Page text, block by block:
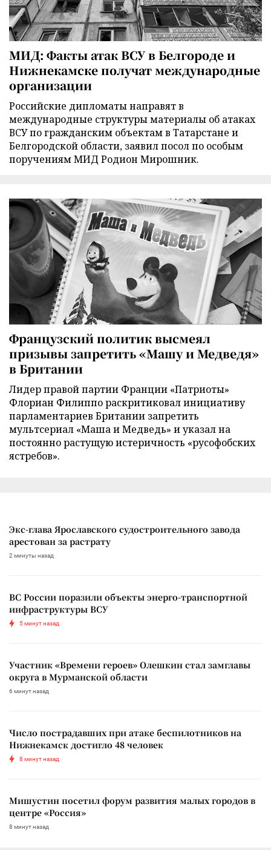
МИД: Факты атак ВСУ в Белгороде и
Нижнекамске получат международные
организации
Российские дипломаты направят в
международные структуры материалы об атаках
ВСУ по гражданским объектам в Татарстане и
Белгородской области, заявил посол по особым
поручениям МИД Родион Мирошник.
Французский политик высмеял
призывы запретить «Машу и Медведя»
в Британии
Лидер правой партии Франции «Патриоты»
Флориан Филиппо раскритиковал инициативу
парламентариев Британии запретить
мультсериал «Маша и Медведь» и указал на
постоянно растущую истеричность «русофобских
ястребов».
Экс-глава Ярославского судостроительного завода
арестован за растрату
2 минуты назад
ВС России поразили объекты энерго-транспортной
инфраструктуры ВСУ
5 минут назад
Участник «Времени героев» Олешкин стал замглавы
округа в Мурманской области
6 минут назад
Число пострадавших при атаке беспилотников на
Нижнекамск достигло 48 человек
8 минут назад
Мишустин посетил форум развития малых городов в
центре «Россия»
8 минут назад